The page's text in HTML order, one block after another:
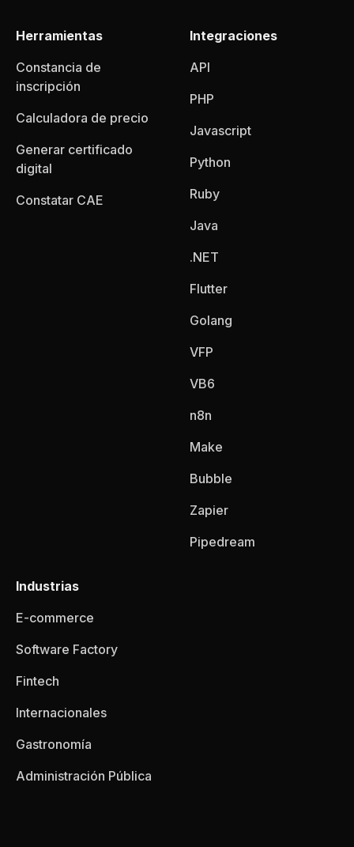
Herramientas
Constancia de
inscripción
Calculadora de precio
Generar certificado
digital
Constatar CAE
Integraciones
API
PHP
Javascript
Python
Ruby
Java
.NET
Flutter
Golang
VFP
VB6
n8n
Make
Bubble
Zapier
Pipedream
Industrias
E-commerce
Software Factory
Fintech
Internacionales
Gastronomía
Administración Pública